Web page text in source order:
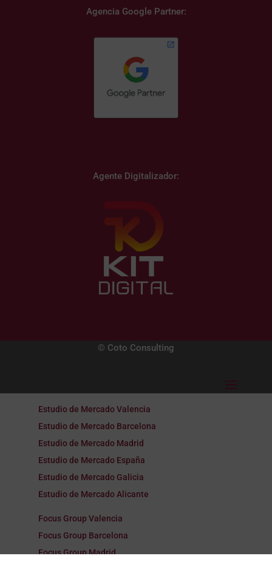
Agencia Google Partner:
Agente Digitalizador:
© Coto Consulting
Estudio de Mercado Valencia
Estudio de Mercado Barcelona
Estudio de Mercado Madrid
Estudio de Mercado España
Estudio de Mercado Galicia
Estudio de Mercado Alicante
Focus Group Valencia
Focus Group Barcelona
Focus Group Madrid